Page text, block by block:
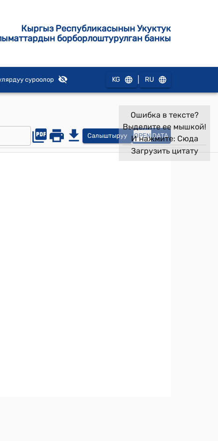
Кыргыз Республикасынын Укуктук
борборлоштурулган банкы
суроолор KG RU
Салыштыруу OPEN DATA
Ошибка в тексте?
Выделите ее мышкой!
И нажмите: Сюда
Загрузить цитату